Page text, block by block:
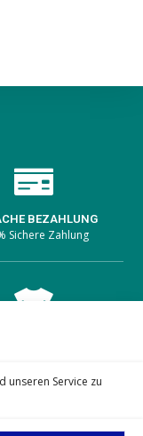
unseren Service zu
BEZAHLUNG
Sichere Zahlung